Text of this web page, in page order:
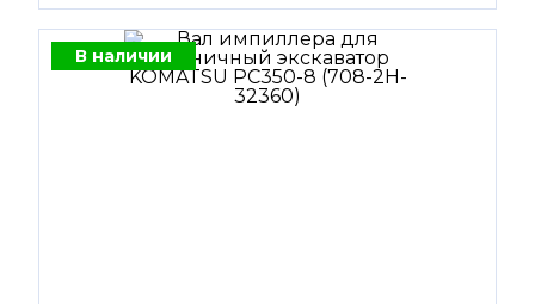
В наличии